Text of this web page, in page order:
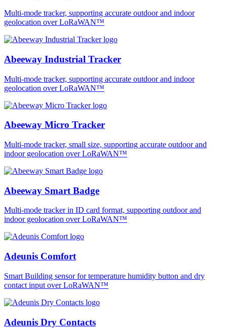
Multi-mode tracker, supporting accurate outdoor and indoor
geolocation over LoRaWAN™
Abeeway Industrial Tracker
Multi-mode tracker, supporting accurate outdoor and indoor
geolocation over LoRaWAN™
Abeeway Micro Tracker
Multi-mode tracker, small size, supporting accurate outdoor and
indoor geolocation over LoRaWAN™
Abeeway Smart Badge
Multi-mode tracker in ID card format, supporting outdoor and
indoor geolocation over LoRaWAN™
Adeunis Comfort
Smart Building sensor for temperature humidity button and dry
contact input over LoRaWAN™
Adeunis Dry Contacts